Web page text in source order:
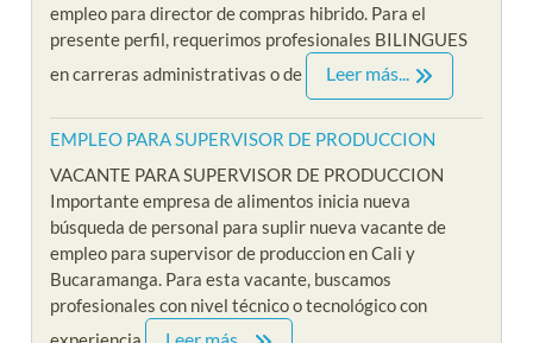
empleo para director de compras hibrido. Para el
presente perfil, requerimos profesionales BILINGUES
en carreras administrativas o de
Leer más...
EMPLEO PARA SUPERVISOR DE PRODUCCION
VACANTE PARA SUPERVISOR DE PRODUCCION
Importante empresa de alimentos inicia nueva
búsqueda de personal para suplir nueva vacante de
empleo para supervisor de produccion en Cali y
Bucaramanga. Para esta vacante, buscamos
profesionales con nivel técnico o tecnológico con
Leer más...